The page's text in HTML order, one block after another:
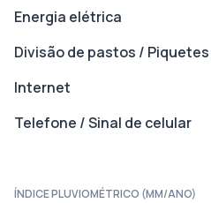
Energia elétrica
Divisão de pastos / Piquetes
Internet
Telefone / Sinal de celular
ÍNDICE PLUVIOMÉTRICO (MM/ANO)